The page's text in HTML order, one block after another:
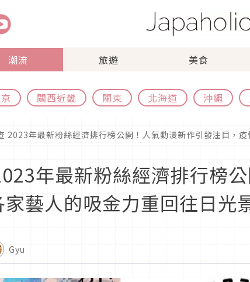
潮流 旅遊 美食
關西近畿 關東 北海道 沖繩
2023年最新粉絲經濟排行榜公開！人氣動漫新作引發注目，
年最新粉絲經濟排行榜
藝人的吸金力重回往日光
Gyu